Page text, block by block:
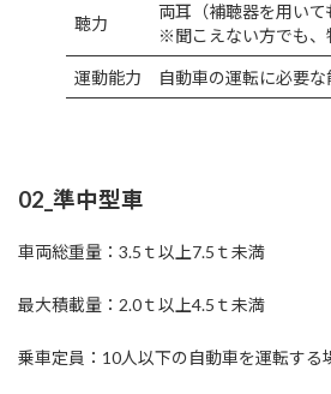
聴力
両耳（補聴器を用い
※聞こえない方でも、
運動能力 自動車の運転に必要
02_準中型車
車両総重量：3.5ｔ以上7.5ｔ未満
最大積載量：2.0ｔ以上4.5ｔ未満
乗車定員：10人以下の自動車を運転する